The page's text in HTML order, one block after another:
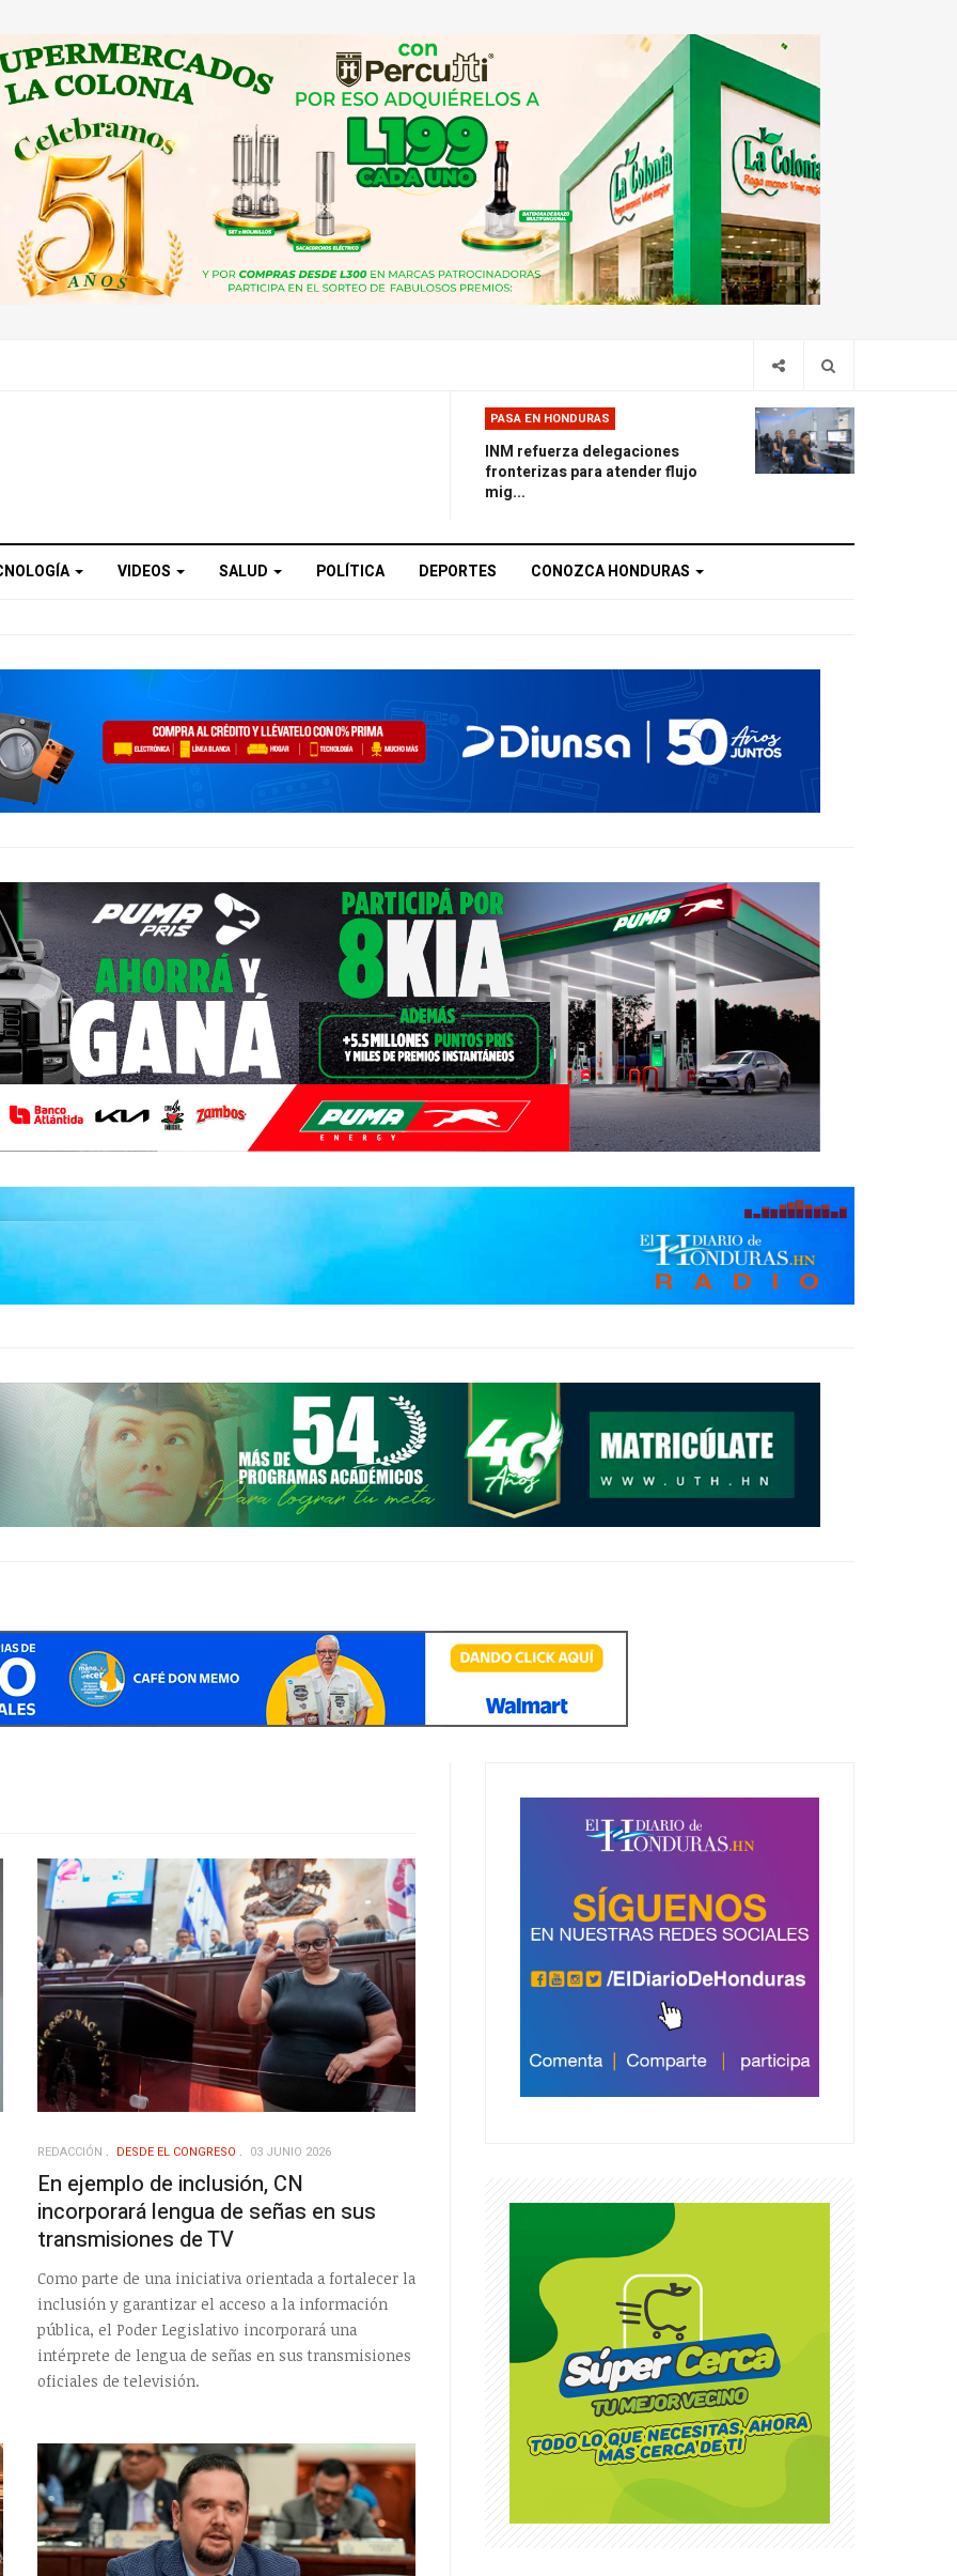
PASA EN HONDURAS
INM refuerza delegaciones
fronterizas para atender flujo
mig...
VIDEOS SALUD POLÍTICA DEPORTES CONOZCA HONDURAS
REDACCIÓN DESDE EL CONGRESO 03 JUNIO 2026
En ejemplo de inclusión, CN
incorporará lengua de señas en sus
transmisiones de TV
Como parte de una iniciativa orientada a fortalecer la
inclusión y garantizar el acceso a la información
pública, el Poder Legislativo incorporará una
intérprete de lengua de señas en sus transmisiones
oficiales de televisión.